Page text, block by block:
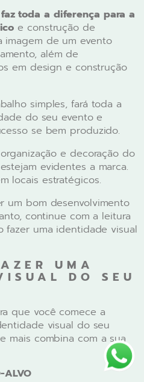
faz toda a diferença para a
e construção de
imagem de um evento
além de
em design e construção
simples, fará toda a
do seu evento e
se bem produzido.
e decoração do
evidentes a marca.
locais estratégicos.
um bom desenvolvimento
continue com a leitura
fazer uma identidade visual
UMA
DO SEU
que você comece a
visual do seu
mais combina com a sua
ALVO